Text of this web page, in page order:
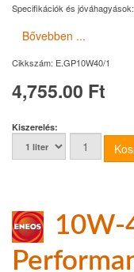
Specifikációk és jóváhagyások:
Bővebben ...
Cikkszám: E.GP10W40/1
4,755.00 Ft
Kiszerelés:
10W-